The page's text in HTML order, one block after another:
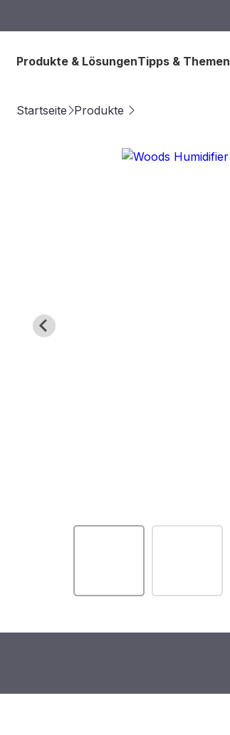
Produkte & LösungenTipps &
Startseite Produkte